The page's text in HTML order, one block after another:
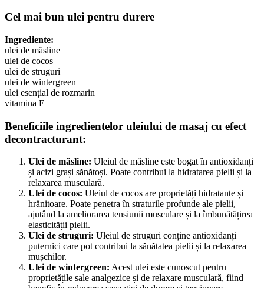
Cel mai bun ulei pentru durere
Ingrediente:
ulei de măsline
ulei de cocos
ulei de struguri
ulei de wintergreen
ulei esențial de rozmarin
vitamina E
Beneficiile ingredientelor uleiului de masaj cu efect
decontracturant:
Ulei de măsline: Uleiul de măsline este bogat în antioxidanți
și acizi grași sănătoși. Poate contribui la hidratarea pielii și la
relaxarea musculară.
Ulei de cocos: Uleiul de cocos are proprietăți hidratante și
hrănitoare. Poate penetra în straturile profunde ale pielii,
ajutând la ameliorarea tensiunii musculare și la îmbunătățirea
elasticității pielii.
Ulei de struguri: Uleiul de struguri conține antioxidanți
puternici care pot contribui la sănătatea pielii și la relaxarea
mușchilor.
Ulei de wintergreen: Acest ulei este cunoscut pentru
proprietățile sale analgezice și de relaxare musculară, fiind